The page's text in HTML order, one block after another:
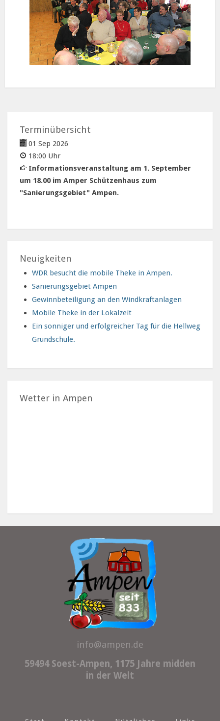
Terminübersicht
01 Sep 2026
18:00 Uhr
Informationsveranstaltung am 1. September
um 18.00 im Amper Schützenhaus zum
"Sanierungsgebiet" Ampen.
Neuigkeiten
WDR besucht die mobile Theke in Ampen.
Sanierungsgebiet Ampen
Gewinnbeteiligung an den Windkraftanlagen
Mobile Theke in der Lokalzeit
Ein sonniger und erfolgreicher Tag für die Hellweg
Grundschule.
Wetter in Ampen
info@ampen.de
59494 Soest-Ampen, 1175 Jahre midden
in der Welt